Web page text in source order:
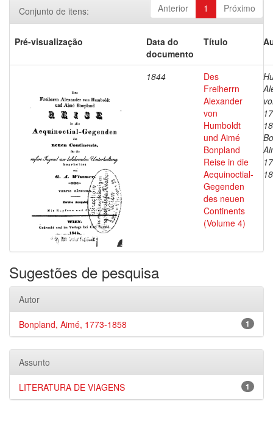
Anterior 1 Próximo
Conjunto de itens:
Pré-visualização
Data do
documento
Título
1844
Des
Freiherrn
Alexander
von
Humboldt
und Aimé
Bonpland
Reise in die
Aequinoctial-
Gegenden
des neuen
Continents
(Volume 4)
Sugestões de pesquisa
Autor
1
Bonpland, Aimé, 1773-1858
Assunto
1
LITERATURA DE VIAGENS